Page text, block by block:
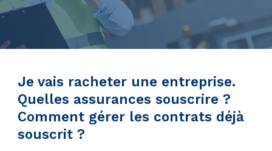
Je vais racheter une entreprise.
Quelles assurances souscrire ?
Comment gérer les contrats déjà
souscrit ?